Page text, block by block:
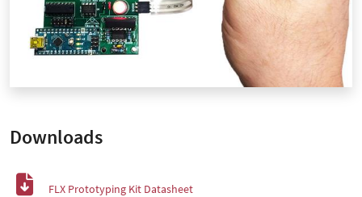
Downloads
FLX Prototyping Kit Datasheet